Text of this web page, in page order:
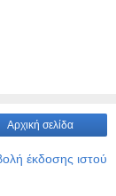
Αρχική σελίδα
έκδοσης ιστού